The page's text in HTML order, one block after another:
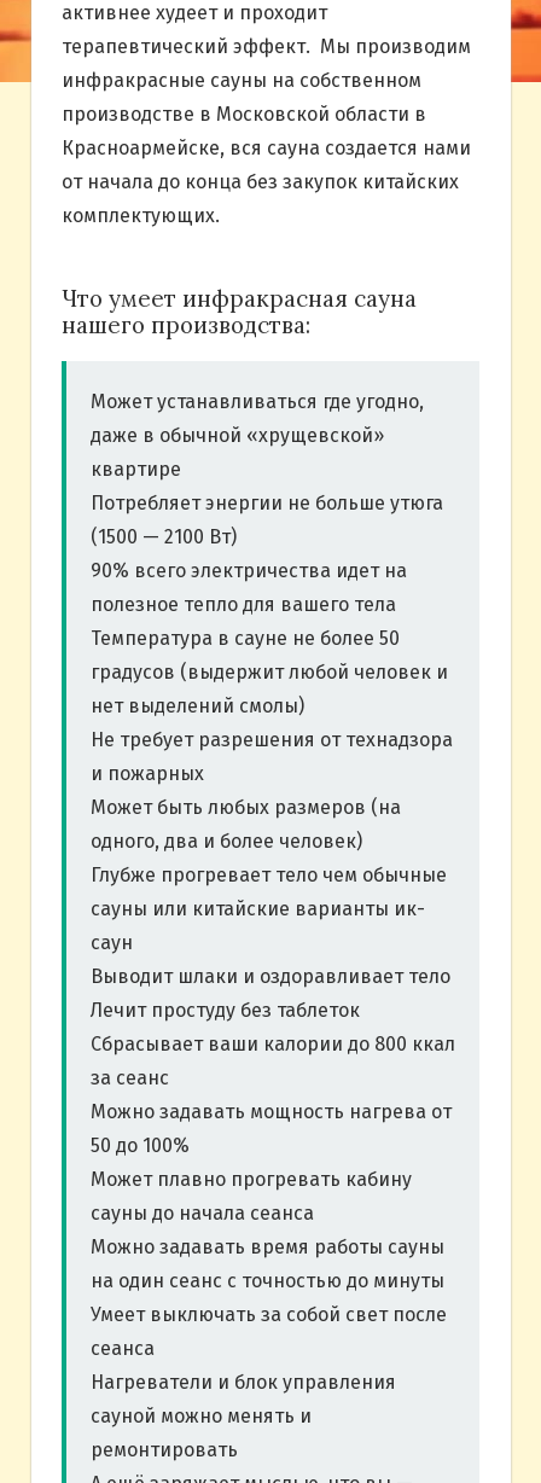
активнее худеет и проходит
терапевтический эффект. Мы производим
инфракрасные сауны на собственном
производстве в Московской области в
Красноармейске, вся сауна создается нами
от начала до конца без закупок китайских
комплектующих.
Что умеет инфракрасная сауна
нашего производства:
Может устанавливаться где угодно,
даже в обычной «хрущевской»
квартире
Потребляет энергии не больше утюга
(1500 — 2100 Вт)
90% всего электричества идет на
полезное тепло для вашего тела
Температура в сауне не более 50
градусов (выдержит любой человек и
нет выделений смолы)
Не требует разрешения от технадзора
и пожарных
Может быть любых размеров (на
одного, два и более человек)
Глубже прогревает тело чем обычные
сауны или китайские варианты ик-
саун
Выводит шлаки и оздоравливает тело
Лечит простуду без таблеток
Сбрасывает ваши калории до 800 ккал
за сеанс
Можно задавать мощность нагрева от
50 до 100%
Может плавно прогревать кабину
сауны до начала сеанса
Можно задавать время работы сауны
на один сеанс с точностью до минуты
Умеет выключать за собой свет после
сеанса
Нагреватели и блок управления
сауной можно менять и
ремонтировать